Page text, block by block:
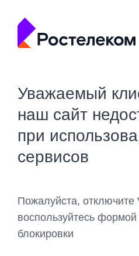
Уважаемый
наш сайт
при
сервисов
Пожалуйста, отключите
воспользуйтесь
блокировки